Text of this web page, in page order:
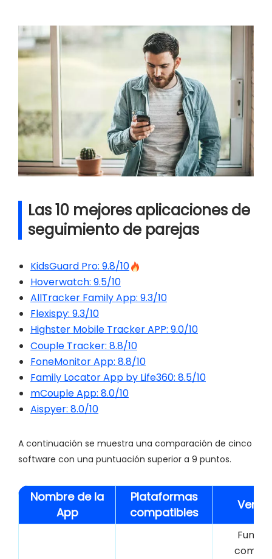
Las 10 mejores aplicaciones de
seguimiento de parejas
KidsGuard Pro: 9.8/10
Hoverwatch: 9.5/10
AllTracker Family App: 9.3/10
Flexispy: 9.3/10
Highster Mobile Tracker APP: 9.0/10
Couple Tracker: 8.8/10
FoneMonitor App: 8.8/10
Family Locator App by Life360: 8.5/10
mCouple App: 8.0/10
Aispyer: 8.0/10
A continuación se muestra una comparación de cinco
software con una puntuación superior a 9 puntos.
Nombre de la
App
Plataformas
compatibles